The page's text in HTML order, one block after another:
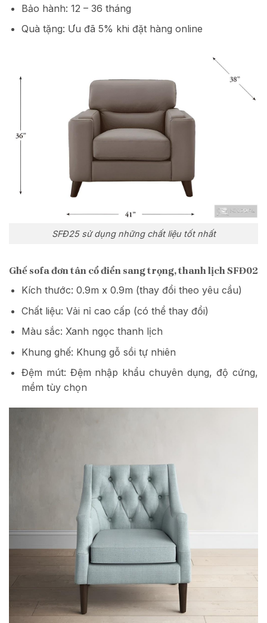
Bảo hành: 12 – 36 tháng
Quà tặng: Ưu đã 5% khi đặt hàng online
SFĐ25 sử dụng những chất liệu tốt nhất
Ghế sofa đơn tân cổ điển sang trọng, thanh lịch SFĐ02
Kích thước: 0.9m x 0.9m (thay đổi theo yêu cầu)
Chất liệu: Vải nỉ cao cấp (có thể thay đổi)
Màu sắc: Xanh ngọc thanh lịch
Khung ghế: Khung gỗ sồi tự nhiên
Đệm mút: Đệm nhập khẩu chuyên dụng, độ cứng,
mềm tùy chọn